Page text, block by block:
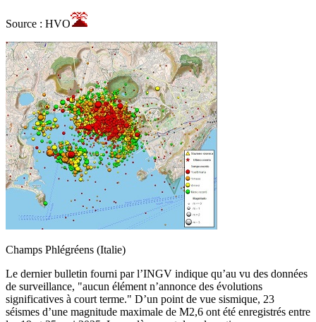
Source : HVO
Champs Phlégréens (Italie)
Le dernier bulletin fourni par l’INGV indique qu’au vu des données
de surveillance, "aucun élément n’annonce des évolutions
significatives à court terme." D’un point de vue sismique, 23
séismes d’une magnitude maximale de M2,6 ont été enregistrés entre